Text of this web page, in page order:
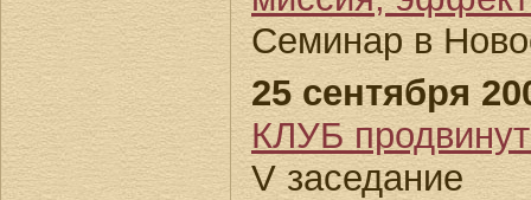
Семинар в
25 сентября
КЛУБ
V заседание